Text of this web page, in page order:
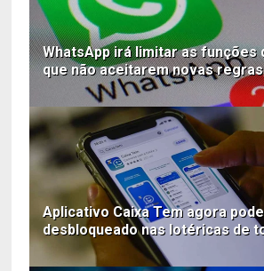
WhatsApp irá limitar as funções
que não aceitarem novas
Aplicativo Caixa Tem agora
desbloqueado nas lotéricas de